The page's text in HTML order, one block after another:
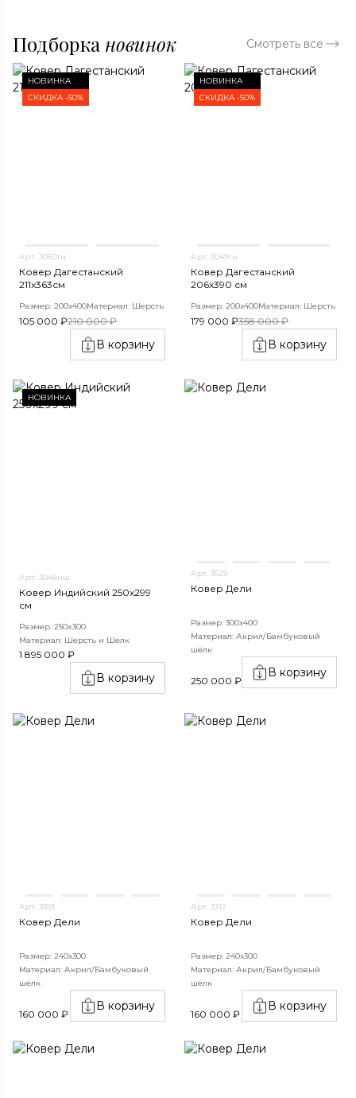
Подборка новинок Смотреть все
НОВИНКА
СКИДКА -50%
Арт. 3050тн
Ковер Дагестанский
211x363см
Размер: 200х400Материал: Шерсть
105 000 ₽210 000 ₽
В корзину
НОВИНКА
СКИДКА -50%
Арт. 3049тн
Ковер Дагестанский
206x390 см
Размер: 200х400Материал: Шерсть
179 000 ₽358 000 ₽
В корзину
НОВИНКА
Арт. 3048нш
Ковер Индийский 250x299
см
Размер: 250x300
Материал: Шерсть и Шелк
1 895 000 ₽
В корзину
Арт. 3529
Ковер Дели
Размер: 300х400
Материал: Акрил/Бамбуковый
шёлк
250 000 ₽
В корзину
Арт. 3393
Ковер Дели
Размер: 240х300
Материал: Акрил/Бамбуковый
шёлк
160 000 ₽
В корзину
Арт. 3312
Ковер Дели
Размер: 240х300
Материал: Акрил/Бамбуковый
шёлк
160 000 ₽
В корзину